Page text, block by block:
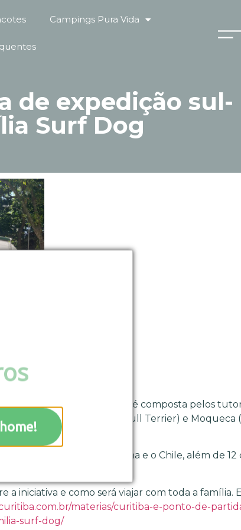
Campings Pura Vida
de expedição sul-
Surf Dog
América do Sul. A família é composta pelos
Cacau (labradora), Bali (Bull Terrier) e Moqueca
Uruguai, Argentina e o Chile, além de 12
a iniciativa e como será viajar com toda a família.
materias/curitiba-e-ponto-de-
surf-dog/